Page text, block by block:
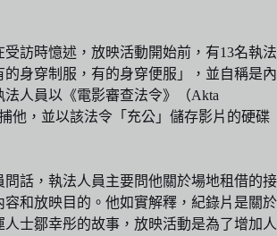
訪時憶述，放映活動開始前，有13名執法
的身穿制服，有的身穿便服」，並自稱是內
人員以《電影審查法令》（Akta
捕他，並以該法令「充公」儲存影片的硬碟
問話，執法人員主要問他關於場地租借的接
容和放映目的。他如實解釋，紀錄片是關於
士鄒幸彤的故事，放映活動是為了增加人